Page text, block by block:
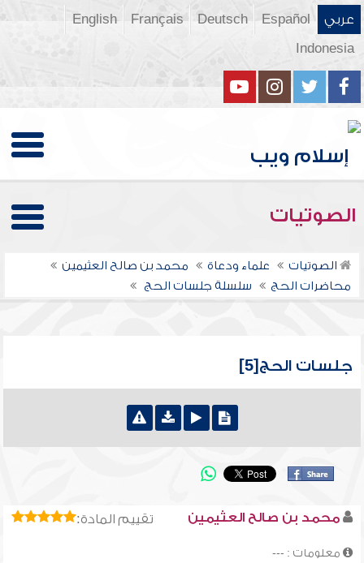
عربي Español
Deutsch
Français
English
Indonesia
الصوتيات
الصوتيات علماء ودعاة
محمد بن صالح العثيمين
محاضرات الحج
سلسلة جلسات الحج
جلسات الحج[5]
تقييم المادة: محمد بن صالح العثيمين
معلومات : ---